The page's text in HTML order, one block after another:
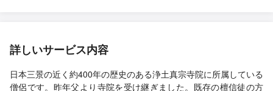
詳しいサービス内容
日本三景の近く約400年の歴史のある浄土真宗寺院に所属している
僧侶です。昨年父より寺院を受け継ぎました。既存の檀信徒の方